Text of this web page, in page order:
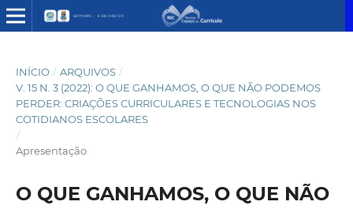
INÍCIO / ARQUIVOS /
V. 15 N. 3 (2022): O QUE GANHAMOS, O QUE NÃO PODEMOS
PERDER: CRIAÇÕES CURRICULARES E TECNOLOGIAS NOS
COTIDIANOS ESCOLARES
/
Apresentação
O QUE GANHAMOS, O QUE NÃO